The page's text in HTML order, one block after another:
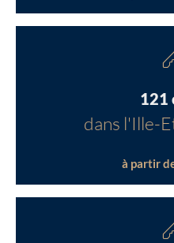
121
dans l'Ille-
à partir